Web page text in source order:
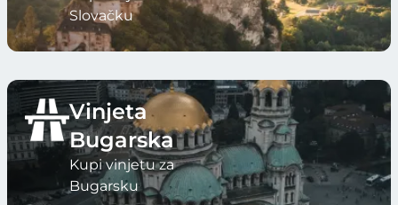
Slovačku
Vinjeta
Bugarska
Kupi vinjetu za
Bugarsku